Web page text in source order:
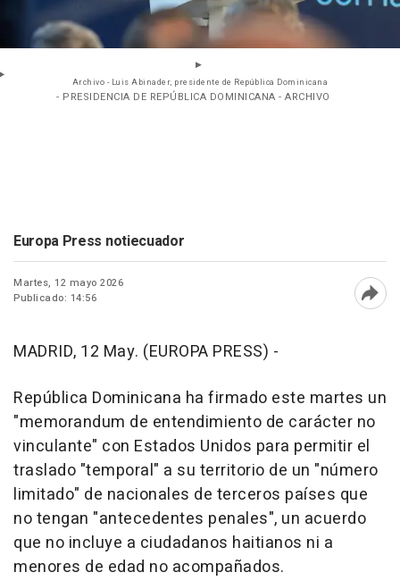
Archivo - Luis Abinader, presidente de República Dominicana
- PRESIDENCIA DE REPÚBLICA DOMINICANA - ARCHIVO
Europa Press notiecuador
Martes, 12 mayo 2026
Publicado: 14:56
MADRID, 12 May. (EUROPA PRESS) -
República Dominicana ha firmado este martes un
"memorandum de entendimiento de carácter no
vinculante" con Estados Unidos para permitir el
traslado "temporal" a su territorio de un "número
limitado" de nacionales de terceros países que
no tengan "antecedentes penales", un acuerdo
que no incluye a ciudadanos haitianos ni a
menores de edad no acompañados.